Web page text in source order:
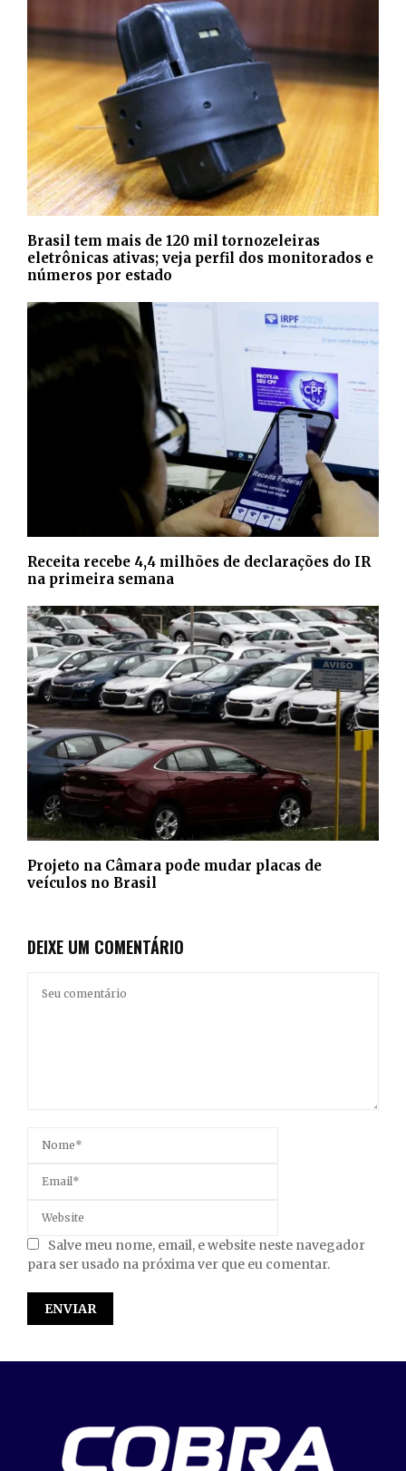
Brasil tem mais de 120 mil tornozeleiras
eletrônicas ativas; veja perfil dos monitorados e
números por estado
Receita recebe 4,4 milhões de declarações do IR
na primeira semana
Projeto na Câmara pode mudar placas de
veículos no Brasil
DEIXE UM COMENTÁRIO
Salve meu nome, email, e website neste navegador
para ser usado na próxima ver que eu comentar.